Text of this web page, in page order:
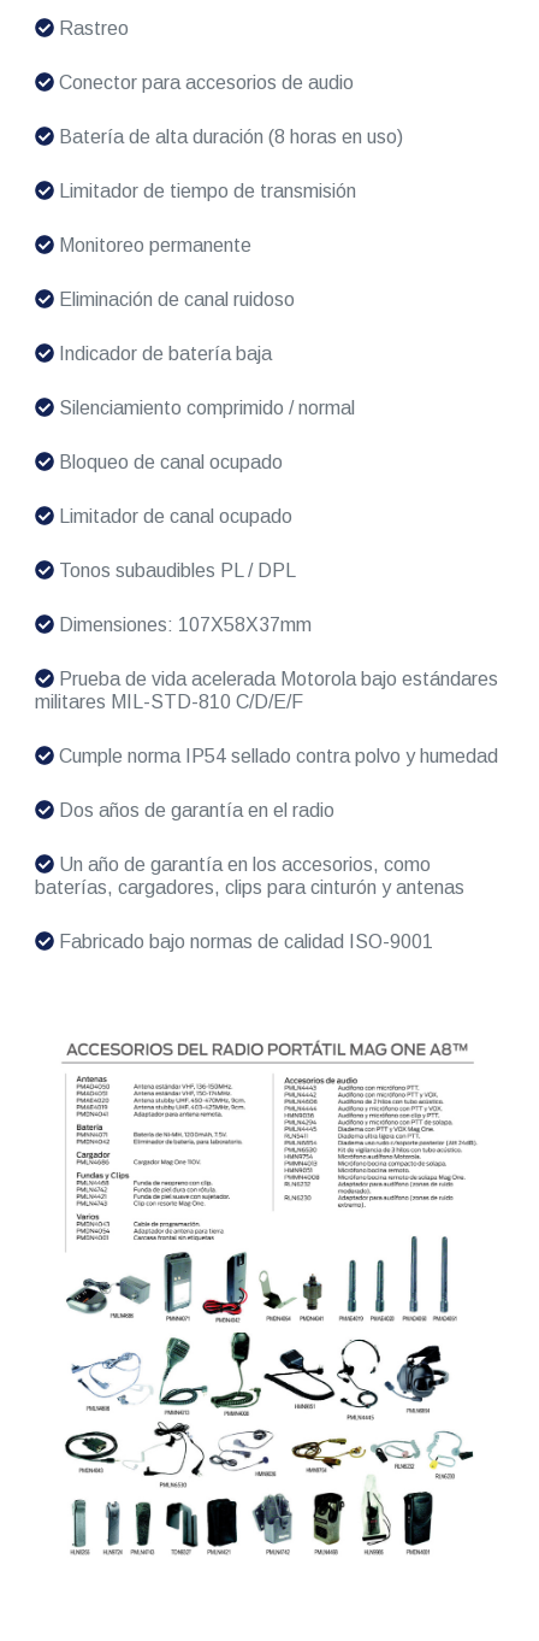
Rastreo
Conector para accesorios de audio
Batería de alta duración (8 horas en uso)
Limitador de tiempo de transmisión
Monitoreo permanente
Eliminación de canal ruidoso
Indicador de batería baja
Silenciamiento comprimido / normal
Bloqueo de canal ocupado
Limitador de canal ocupado
Tonos subaudibles PL / DPL
Dimensiones: 107X58X37mm
Prueba de vida acelerada Motorola bajo estándares
militares MIL-STD-810 C/D/E/F
Cumple norma IP54 sellado contra polvo y humedad
Dos años de garantía en el radio
Un año de garantía en los accesorios, como
baterías, cargadores, clips para cinturón y antenas
Fabricado bajo normas de calidad ISO-9001